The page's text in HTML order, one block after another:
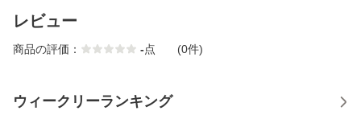
レビュー
商品の評価： -点 (0件)
ウィークリーランキング